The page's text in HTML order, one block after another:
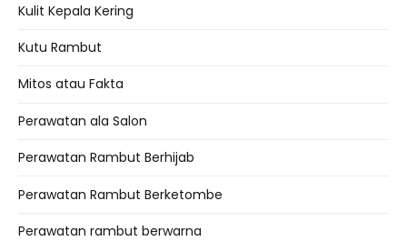
Kulit Kepala Kering
Kutu Rambut
Mitos atau Fakta
Perawatan ala Salon
Perawatan Rambut Berhijab
Perawatan Rambut Berketombe
Perawatan rambut berwarna